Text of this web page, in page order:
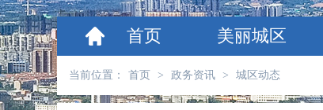
首页 美丽城区
当前位置： 首页 > 政务资讯 > 城区动态